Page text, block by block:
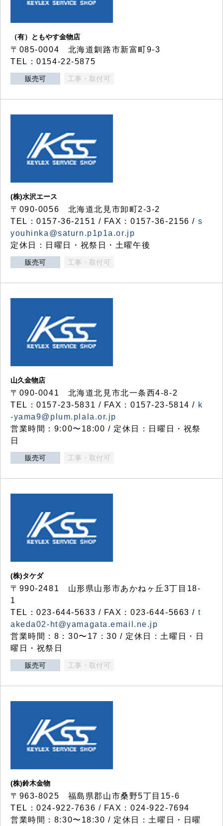
（有）ともやす金物店
〒085-0004 北海道釧路市新富町9-3
TEL：0154-22-5875
販売可 工事・取付可
(株)水沢エース
〒090-0056 北海道北見市卸町2-3-2
TEL：0157-36-2151 / FAX：0157-36-2156 / s
youhinka@saturn.p1p1a.or.jp
定休日：日曜日・祝祭日・土曜午後
販売可 工事・取付可
山久金物店
〒090-0041 北海道北見市北一条西4-8-2
TEL：0157-23-5831 / FAX：0157-23-5814 / k
-yama9@plum.plala.or.jp
営業時間：9:00〜18:00 / 定休日：日曜日・祝祭
日
販売可 工事・取付可
(株)タケダ
〒990-2481 山形県山形市あかねヶ丘3丁目18-
1
TEL：023-644-5633 / FAX：023-644-5663 / t
akeda02-ht@yamagata.email.ne.jp
営業時間：8：30〜17：30 / 定休日：土曜日・日
曜日・祝祭日
販売可 工事・取付可
(株)鈴木金物
〒963-8025 福島県郡山市桑野5丁目15-6
TEL：024-922-7636 / FAX：024-922-7694
営業時間：8:30〜18:30 / 定休日：土曜日・日曜